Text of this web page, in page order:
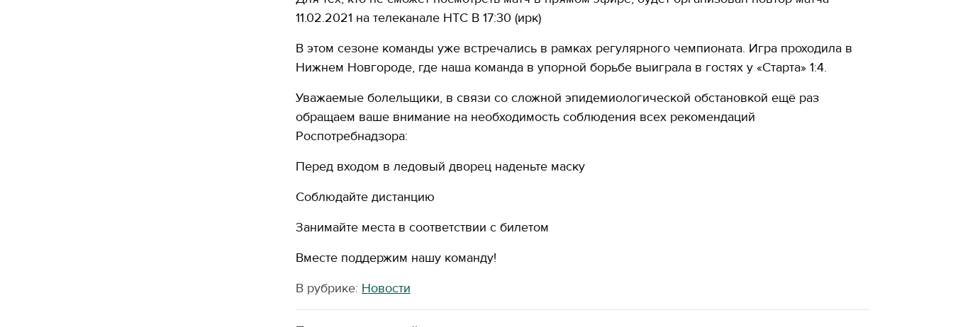
11.02.2021 на телеканале НТС В 17:30 (ирк)
В этом сезоне команды уже встречались в рамках регулярного чемпионата. Игра проходила в
Нижнем Новгороде, где наша команда в упорной борьбе выиграла в гостях у «Старта» 1:4.
Уважаемые болельщики, в связи со сложной эпидемиологической обстановкой ещё раз
обращаем ваше внимание на необходимость соблюдения всех рекомендаций
Роспотребнадзора:
Перед входом в ледовый дворец наденьте маску
Соблюдайте дистанцию
Занимайте места в соответствии с билетом
Вместе поддержим нашу команду!
В рубрике: Новости